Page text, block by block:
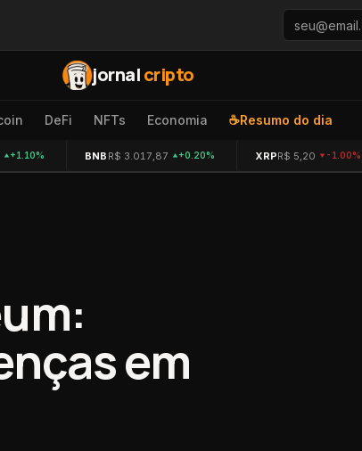
jornalcripto
DeFi NFTs Economia ☕Resumo do dia
+1.10% BNB R$ 3.017,87 +0.20% XRPR$ 5,20 -1.00%
em